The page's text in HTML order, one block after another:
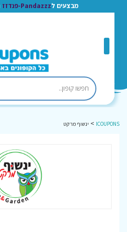
מבצעים לPandazzz-פנדזז
ICOUPONS
> ינשוף מרקט